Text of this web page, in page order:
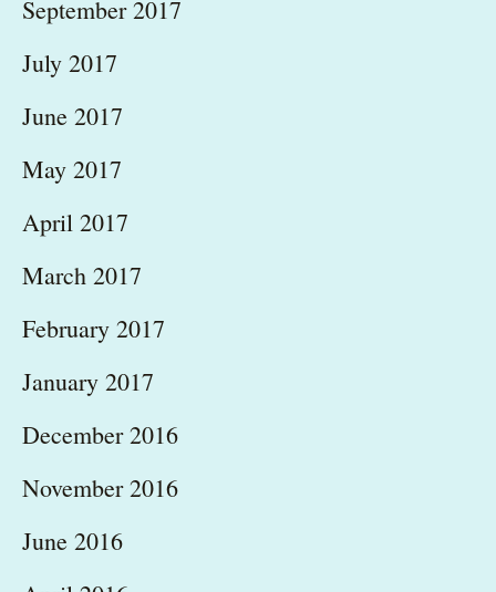
September 2017
July 2017
June 2017
May 2017
April 2017
March 2017
February 2017
January 2017
December 2016
November 2016
June 2016